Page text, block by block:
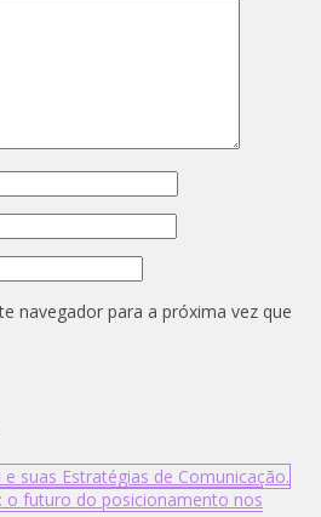
navegador para a próxima vez que
suas Estratégias de Comunicação.
o futuro do posicionamento nos